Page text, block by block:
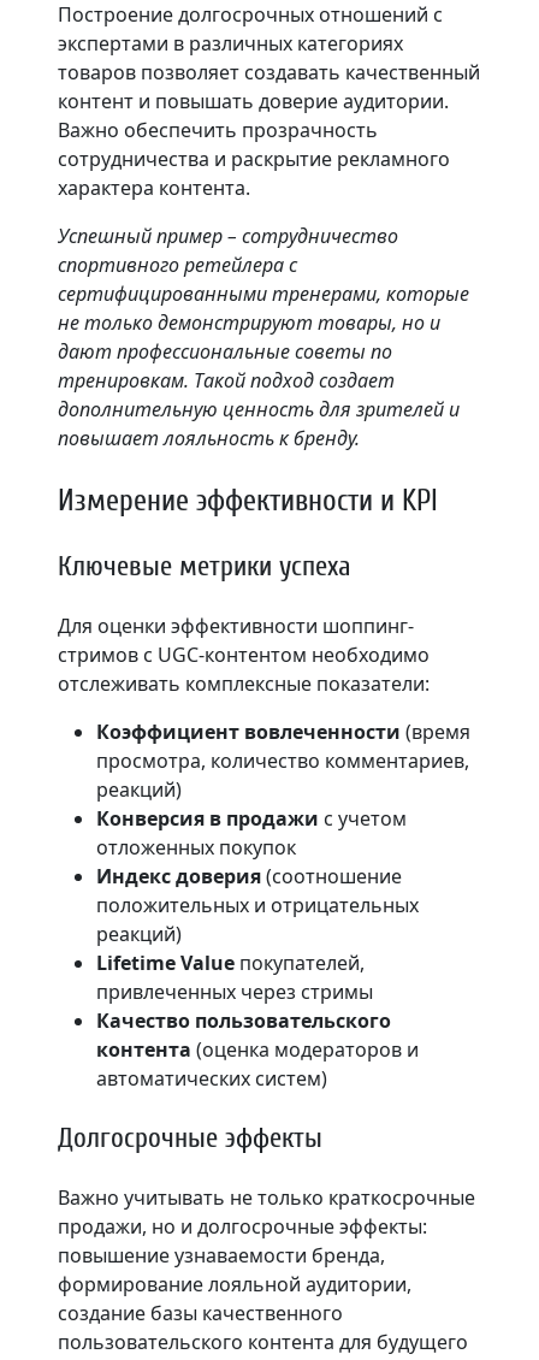
Построение долгосрочных отношений с
экспертами в различных категориях
товаров позволяет создавать качественный
контент и повышать доверие аудитории.
Важно обеспечить прозрачность
сотрудничества и раскрытие рекламного
характера контента.
Успешный пример – сотрудничество
спортивного ретейлера с
сертифицированными тренерами, которые
не только демонстрируют товары, но и
дают профессиональные советы по
тренировкам. Такой подход создает
дополнительную ценность для зрителей и
повышает лояльность к бренду.
Измерение эффективности и KPI
Ключевые метрики успеха
Для оценки эффективности шоппинг-
стримов с UGC-контентом необходимо
отслеживать комплексные показатели:
Коэффициент вовлеченности (время
просмотра, количество комментариев,
реакций)
Конверсия в продажи с учетом
отложенных покупок
Индекс доверия(соотношение
положительных и отрицательных
реакций)
Lifetime Value покупателей,
привлеченных через стримы
Качество пользовательского
контента (оценка модераторов и
автоматических систем)
Долгосрочные эффекты
Важно учитывать не только краткосрочные
продажи, но и долгосрочные эффекты:
повышение узнаваемости бренда,
формирование лояльной аудитории,
создание базы качественного
пользовательского контента для будущего